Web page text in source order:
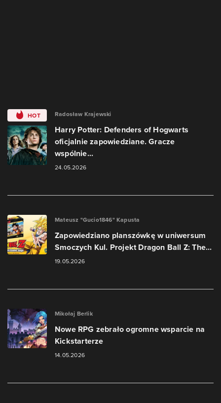
HOT Radosław Krajewski
Harry Potter: Defenders of Hogwarts
oficjalnie zapowiedziane. Gracze
wspólnie...
24.05.2026
Mateusz "Gucio1846" Kapusta
Zapowiedziano planszówkę w uniwersum
Smoczych Kul. Projekt Dragon Ball Z: The...
19.05.2026
Mikołaj Berlik
Nowe RPG zebrało ogromne wsparcie na
Kickstarterze
14.05.2026